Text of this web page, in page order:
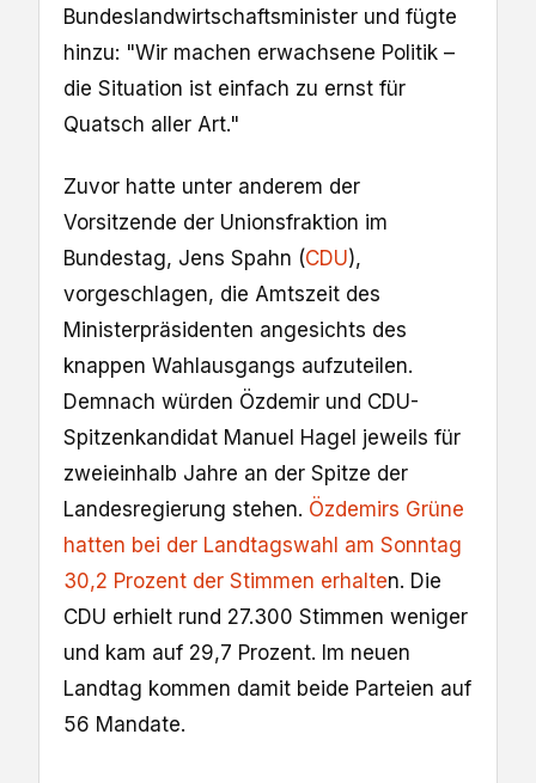
Bundeslandwirtschaftsminister und fügte
hinzu: "Wir machen erwachsene Politik –
die Situation ist einfach zu ernst für
Quatsch aller Art."
Zuvor hatte unter anderem der
Vorsitzende der Unionsfraktion im
Bundestag, Jens Spahn (CDU),
vorgeschlagen, die Amtszeit des
Ministerpräsidenten angesichts des
knappen Wahlausgangs aufzuteilen.
Demnach würden Özdemir und CDU-
Spitzenkandidat Manuel Hagel jeweils für
zweieinhalb Jahre an der Spitze der
Landesregierung stehen. Özdemirs Grüne
hatten bei der Landtagswahl am Sonntag
30,2 Prozent der Stimmen erhalten. Die
CDU erhielt rund 27.300 Stimmen weniger
und kam auf 29,7 Prozent. Im neuen
Landtag kommen damit beide Parteien auf
56 Mandate.